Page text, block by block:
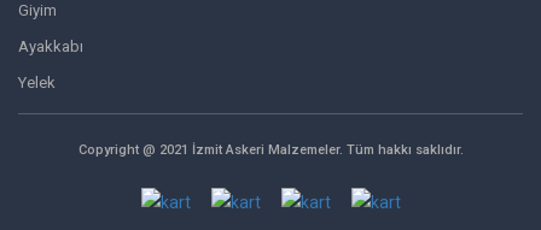
Giyim
Ayakkabı
Yelek
Copyright @ 2021 İzmit Askeri Malzemeler. Tüm hakkı saklıdır.